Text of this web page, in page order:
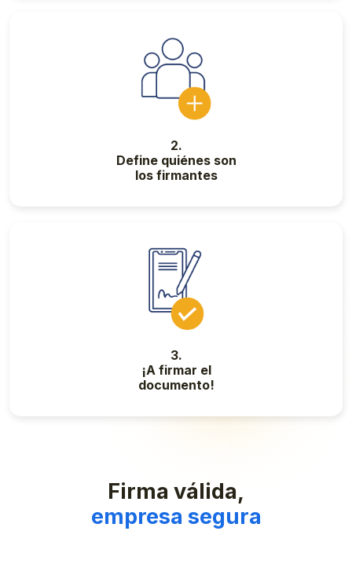
2.
Define quiénes son
los firmantes
3.
¡A firmar el
documento!
Firma válida,
empresa segura